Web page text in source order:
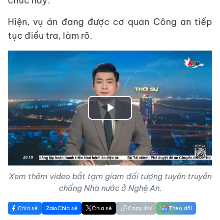
Hiện, vụ án đang được cơ quan Công an tiếp
tục điều tra, làm rõ.
Play
Video
Xem thêm video bắt tạm giam đối tượng tuyên truyền
chống Nhà nước ở Nghệ An.
Chia sẻ Chia sẻ Chia sẻ Copy link Theo dõi